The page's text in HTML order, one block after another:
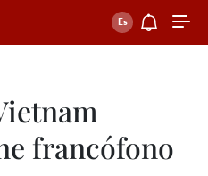
francófono